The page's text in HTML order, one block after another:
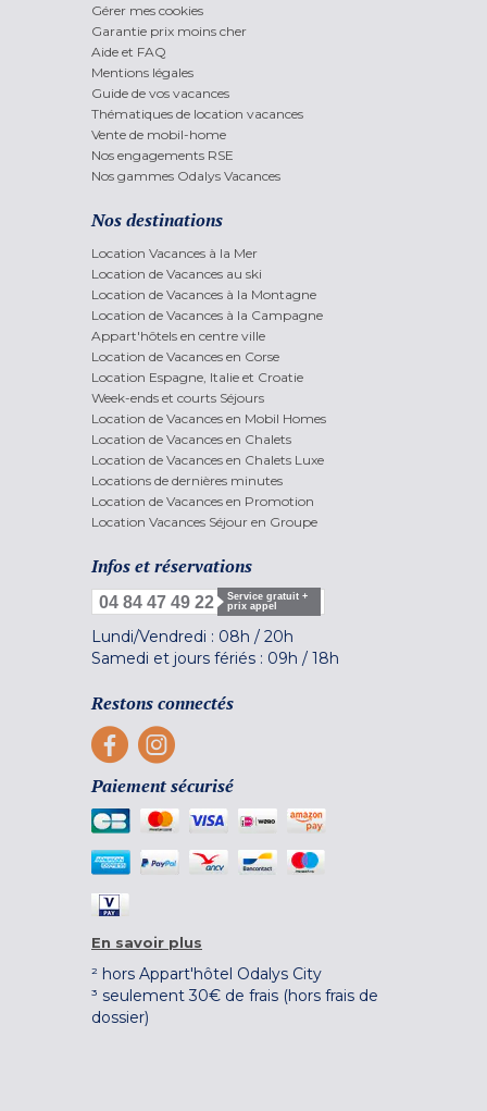
Gérer mes cookies
Garantie prix moins cher
Aide et FAQ
Mentions légales
Guide de vos vacances
Thématiques de location vacances
Vente de mobil-home
Nos engagements RSE
Nos gammes Odalys Vacances
Nos destinations
Location Vacances à la Mer
Location de Vacances au ski
Location de Vacances à la Montagne
Location de Vacances à la Campagne
Appart'hôtels en centre ville
Location de Vacances en Corse
Location Espagne, Italie et Croatie
Week-ends et courts Séjours
Location de Vacances en Mobil Homes
Location de Vacances en Chalets
Location de Vacances en Chalets Luxe
Locations de dernières minutes
Location de Vacances en Promotion
Location Vacances Séjour en Groupe
Infos et réservations
04 84 47 49 22
Service gratuit +
prix appel
Lundi/Vendredi : 08h / 20h
Samedi et jours fériés : 09h / 18h
Restons connectés
Paiement sécurisé
En savoir plus
² hors Appart'hôtel Odalys City
³ seulement 30€ de frais (hors frais de
dossier)